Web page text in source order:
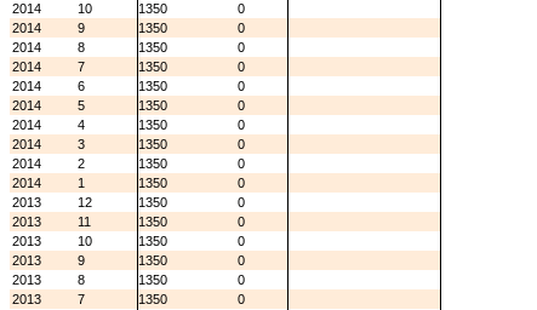
2014
10 1350
0
2014
9 1350
0
2014
8 1350
0
2014
7 1350
0
2014
6 1350
0
2014
5 1350
0
2014
4 1350
0
2014
3 1350
0
2014
2 1350
0
2014
1 1350
0
2013
12 1350
0
2013
11 1350
0
2013
10 1350
0
2013
9 1350
0
2013
8 1350
0
2013
7 1350
0